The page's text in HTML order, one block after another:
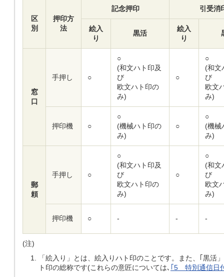
区
別
押印方
法
記念押印 引受消
絵入
り
黒活
絵入
り
窓
口
手押し ○
○
(和文ハト印及
び
欧文ハト印の
み)
○
○
(和文
び
欧文
み)
押印機 ○
○
(機械ハト印の
み)
○
○
(機械
み)
郵
頼
手押し ○
○
(和文ハト印及
び
欧文ハト印の
み)
○
○
(和文
び
欧文
み)
押印機 ○ - - -
(注)
「絵入り」とは、絵入りハト印のことです。また、｢黒活
ト印の総称です(これらの意匠については､
｢5 特別通信日